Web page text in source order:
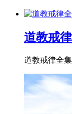
道教戒
道教戒律全